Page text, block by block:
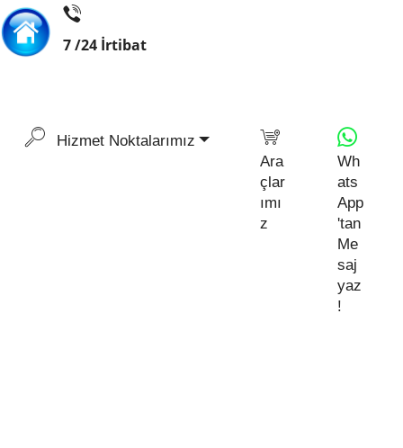
7 /24 İrtibat
Hizmet Noktalarımız
Ara
çlar
ımı
z
Wh
ats
App
'tan
Me
saj
yaz
!